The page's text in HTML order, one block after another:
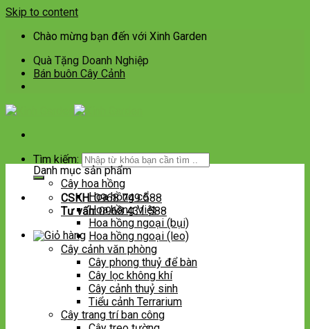
Skip to content
Chào mừng bạn đến với Xinh Garden
Quà Tặng Doanh Nghiệp
Bán buôn Cây Cảnh
Tìm kiếm:
CSKH:0968 749 588
Tư vấn:0968 431 588
Danh mục sản phẩm
Cây hoa hồng
Hoa hồng cổ
Hoa hồng Việt
Hoa hồng ngoại (bụi)
Hoa hồng ngoại (leo)
Cây cảnh văn phòng
Cây phong thuỷ để bàn
Cây lọc không khí
Cây cảnh thuỷ sinh
Tiểu cảnh Terrarium
Cây trang trí ban công